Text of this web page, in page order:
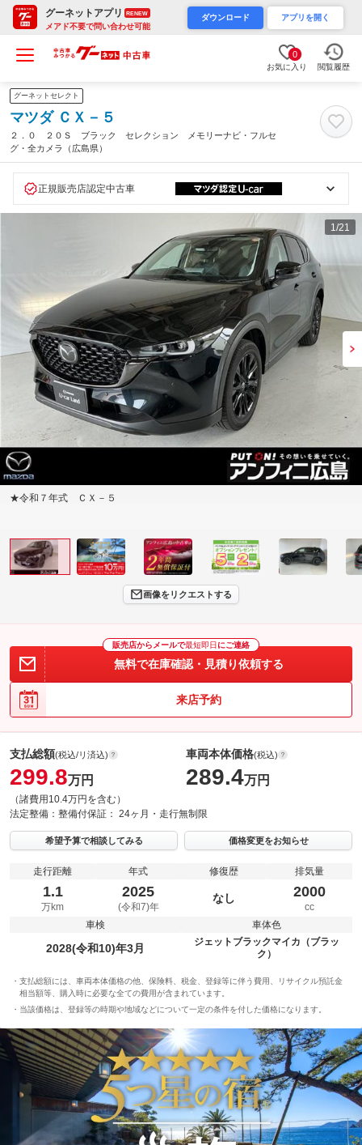
グーネットアプリ RENEW
メアド不要で問い合わせ可能
ダウンロード アプリを開く
0
お気に入り 閲覧履歴
グーネットセレクト
マツダ ＣＸ－５
２．０ ２０Ｓ ブラック セレクション メモリーナビ・フルセ
グ・全カメラ（広島県）
正規販売店認定中古車
1 /21
★令和７年式 ＣＸ－５
画像をリクエストする
販売店からメールで最短即日 にご連絡
無料で在庫確認・見積り依頼する
来店予約
支払総額(税込/リ済込)
299.8万円
（諸費用10.4万円を含む）
車両本体価格(税込)
289.4万円
法定整備： 整備付保証： 24ヶ月・走行無制限
希望予算で相談してみる 価格変更をお知らせ
走行距離
1.1
万km
年式
2025
(令和7)年
修復歴
なし
排気量
2000
cc
車検
2028(令和10)年3月
車体色
ジェットブラックマイカ（ブラッ
ク）
支払総額には、車両本体価格の他、保険料、税金、登録等に伴う費用、リサイクル預託金
相当額等、購入時に必要な全ての費用が含まれています。
当該価格は、登録等の時期や地域などについて一定の条件を付した価格になります。